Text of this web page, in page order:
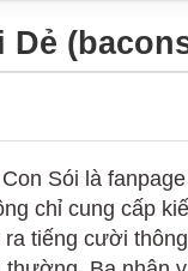
Dẻ
Sói là
chỉ cung cấp
ra tiếng cười